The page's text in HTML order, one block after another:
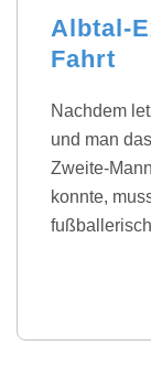
Albtal-
Fahrt
Nachdem
und man
Zweite-
konnte,
fußballerisch